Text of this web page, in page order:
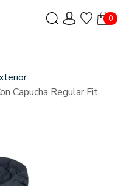
0
Capucha Regular Fit